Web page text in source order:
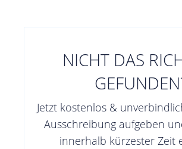
NICHT DAS
Jetzt kostenlos &
Ausschreibung aufgeben
innerhalb kürzester Zeit